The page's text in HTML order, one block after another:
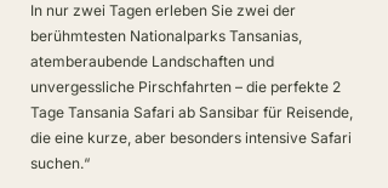
In nur zwei Tagen erleben Sie zwei der
berühmtesten Nationalparks Tansanias,
atemberaubende Landschaften und
unvergessliche Pirschfahrten – die perfekte 2
Tage Tansania Safari ab Sansibar für Reisende,
die eine kurze, aber besonders intensive Safari
suchen.“